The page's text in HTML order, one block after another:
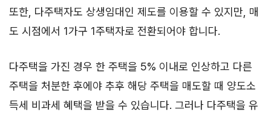
또한, 다주택자도 상생임대인 제도를 이용할 수 있지만, 매
도 시점에서 1가구 1주택자로 전환되어야 합니다.
다주택을 가진 경우 한 주택을 5% 이내로 인상하고 다른
주택을 처분한 후에야 추후 해당 주택을 매도할 때 양도소
득세 비과세 혜택을 받을 수 있습니다. 그러나 다주택을 유